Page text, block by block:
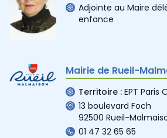
Adjointe au Maire
enfance
Mairie de Rueil-
Territoire : EPT Paris
13 boulevard Foch
92500 Rueil-
01 47 32 65 65